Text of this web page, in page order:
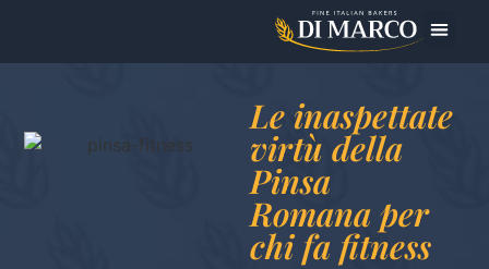
Le inaspettate
virtù della
Pinsa
Romana per
chi fa fitness